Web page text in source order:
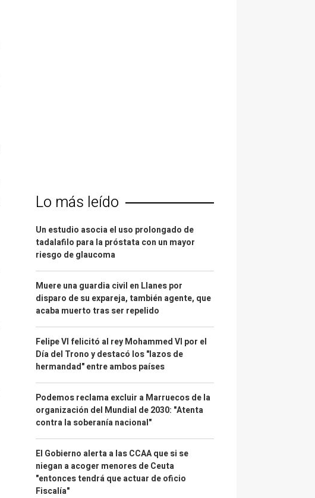
Lo más leído
Un estudio asocia el uso prolongado de
tadalafilo para la próstata con un mayor
riesgo de glaucoma
Muere una guardia civil en Llanes por
disparo de su expareja, también agente, que
acaba muerto tras ser repelido
Felipe VI felicitó al rey Mohammed VI por el
Día del Trono y destacó los "lazos de
hermandad" entre ambos países
Podemos reclama excluir a Marruecos de la
organización del Mundial de 2030: "Atenta
contra la soberanía nacional"
El Gobierno alerta a las CCAA que si se
niegan a acoger menores de Ceuta
"entonces tendrá que actuar de oficio
Fiscalía"